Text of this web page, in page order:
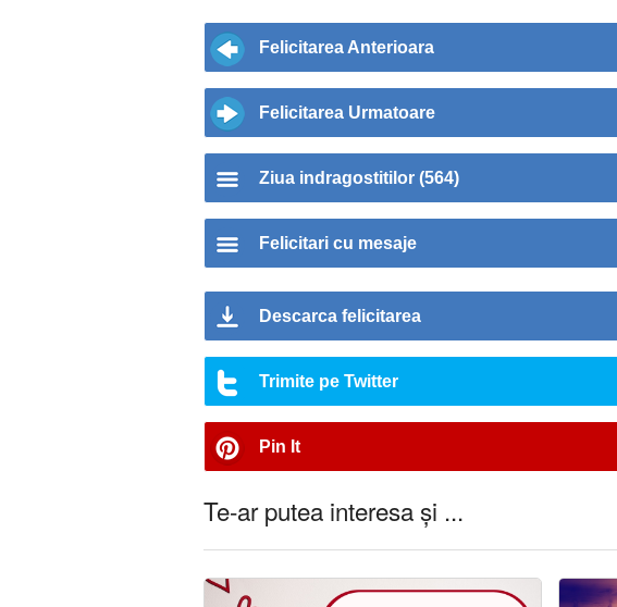
Felicitarea Anterioara
Felicitarea Urmatoare
Ziua indragostitilor (564)
Felicitari cu mesaje
Descarca felicitarea
Trimite pe Twitter
Pin It
Te-ar putea interesa și ...